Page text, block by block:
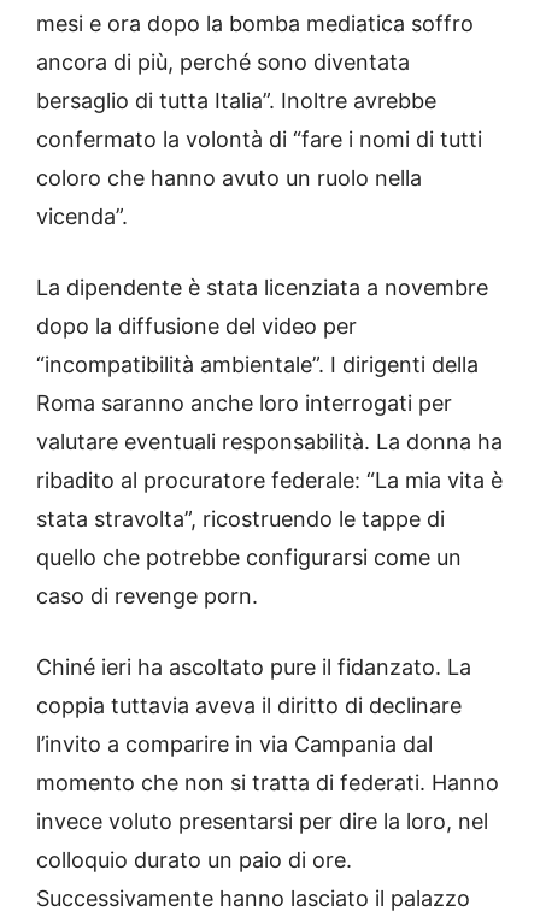
mesi e ora dopo la bomba mediatica soffro
ancora di più, perché sono diventata
bersaglio di tutta Italia”. Inoltre avrebbe
confermato la volontà di “fare i nomi di tutti
coloro che hanno avuto un ruolo nella
vicenda”.
La dipendente è stata licenziata a novembre
dopo la diffusione del video per
“incompatibilità ambientale”. I dirigenti della
Roma saranno anche loro interrogati per
valutare eventuali responsabilità. La donna ha
ribadito al procuratore federale: “La mia vita è
stata stravolta”, ricostruendo le tappe di
quello che potrebbe configurarsi come un
caso di revenge porn.
Chiné ieri ha ascoltato pure il fidanzato. La
coppia tuttavia aveva il diritto di declinare
l’invito a comparire in via Campania dal
momento che non si tratta di federati. Hanno
invece voluto presentarsi per dire la loro, nel
colloquio durato un paio di ore.
Successivamente hanno lasciato il palazzo